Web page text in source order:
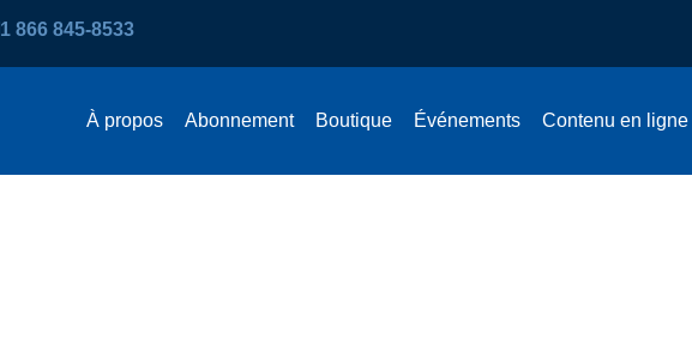
1 866 845‑8533
À propos Abonnement Boutique Événements Contenu en ligne